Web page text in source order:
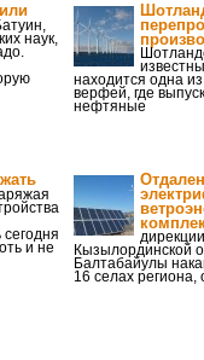
наук,
находится одна
верфей, где
нефтяные
и не Кызылординской
Балтабайулы
16 селах